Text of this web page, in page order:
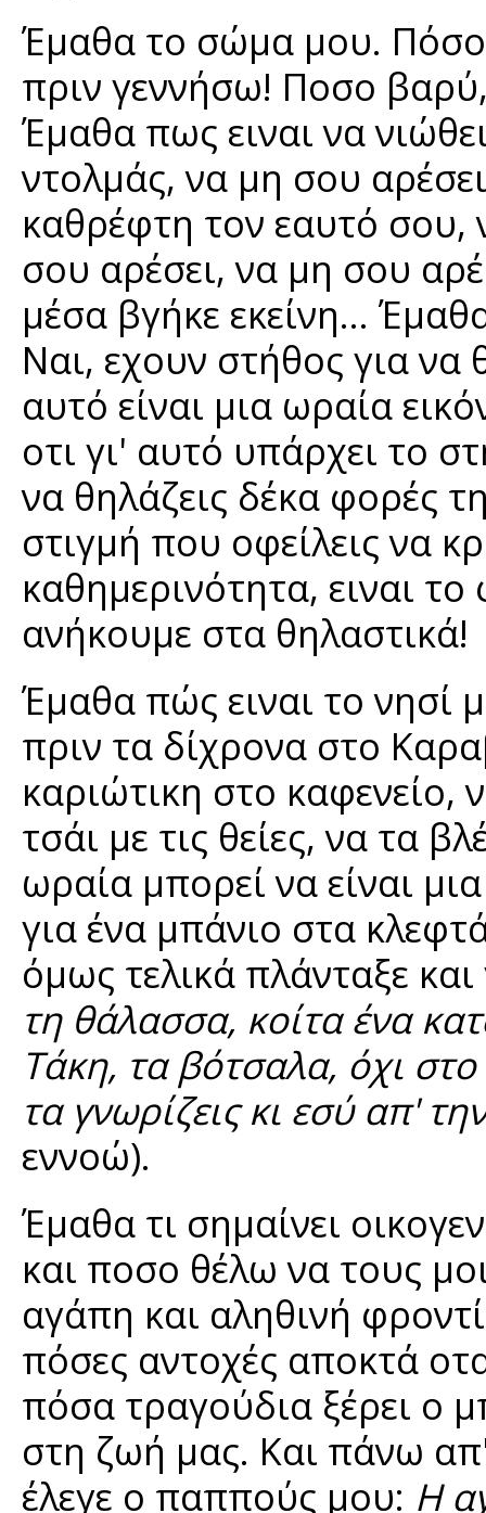
Έμαθα το σώμα μου.
πριν γεννήσω! Ποσο
Έμαθα πως ειναι να
ντολμάς, να μη σου
καθρέφτη τον εαυτό σου,
σου αρέσει, να μη σου
μέσα βγήκε εκείνη...
Ναι, εχουν στήθος για να
αυτό είναι μια ωραία
οτι γι' αυτό υπάρχει το
να θηλάζεις δέκα φορές
στιγμή που οφείλεις να
καθημερινότητα, ειναι
ανήκουμε στα θηλαστικά!
Έμαθα πώς ειναι το νησί
πριν τα δίχρονα στο
καριώτικη στο καφενείο,
τσάι με τις θείες, να τα
ωραία μπορεί να είναι
για ένα μπάνιο στα
όμως τελικά πλάνταξε
τη θάλασσα, κοίτα ένα
Τάκη, τα βότσαλα, όχι
τα γνωρίζεις κι εσύ απ'
εννοώ).
Έμαθα τι σημαίνει
και ποσο θέλω να τους
αγάπη και αληθινή
πόσες αντοχές αποκτά
πόσα τραγούδια ξέρει ο
στη ζωή μας. Και πάνω
έλεγε ο παππούς μου: Η